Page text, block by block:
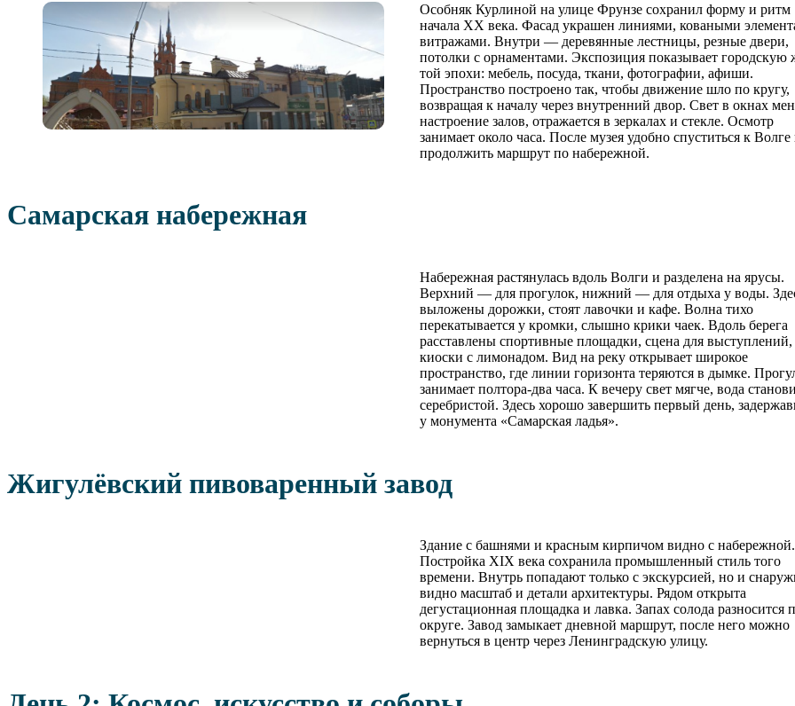
Особняк Курлиной на улице Фрунзе сохранил форму и ритм
начала XX века. Фасад украшен линиями, коваными
витражами. Внутри — деревянные лестницы, резные двери,
потолки с орнаментами. Экспозиция показывает городскую
той эпохи: мебель, посуда, ткани, фотографии, афиши.
Пространство построено так, чтобы движение шло по кругу,
возвращая к началу через внутренний двор. Свет в окнах
настроение залов, отражается в зеркалах и стекле. Осмотр
занимает около часа. После музея удобно спуститься к Волге
продолжить маршрут по набережной.
Самарская набережная
Набережная растянулась вдоль Волги и разделена на ярусы.
Верхний — для прогулок, нижний — для отдыха у воды.
выложены дорожки, стоят лавочки и кафе. Волна тихо
перекатывается у кромки, слышно крики чаек. Вдоль берега
расставлены спортивные площадки, сцена для выступлений,
киоски с лимонадом. Вид на реку открывает широкое
пространство, где линии горизонта теряются в дымке.
занимает полтора-два часа. К вечеру свет мягче, вода
серебристой. Здесь хорошо завершить первый день,
у монумента «Самарская ладья».
Жигулёвский пивоваренный завод
Здание с башнями и красным кирпичом видно с набережной.
Постройка XIX века сохранила промышленный стиль того
времени. Внутрь попадают только с экскурсией, но и
видно масштаб и детали архитектуры. Рядом открыта
дегустационная площадка и лавка. Запах солода разносится
округе. Завод замыкает дневной маршрут, после него можно
вернуться в центр через Ленинградскую улицу.